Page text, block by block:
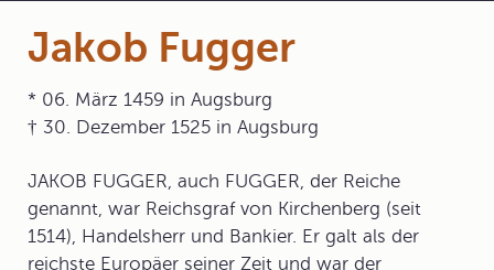
Jakob Fugger
* 06. März 1459 in Augsburg
† 30. Dezember 1525 in Augsburg
JAKOB FUGGER, auch FUGGER, der Reiche
genannt, war Reichsgraf von Kirchenberg (seit
1514), Handelsherr und Bankier. Er galt als der
reichste Europäer seiner Zeit und war der